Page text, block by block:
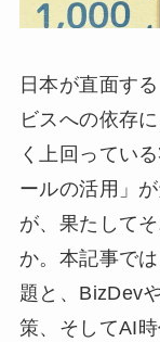
日本が直面す
ビスへの依存
く上回ってい
ールの活用」
が、果たして
か。本記事で
題と、BizDev
策、そしてAI